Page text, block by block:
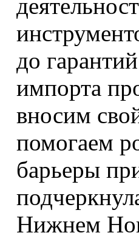
до
импорта
вносим
помогаем
барьеры
Нижнем